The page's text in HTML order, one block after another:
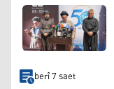
berî 7 saet